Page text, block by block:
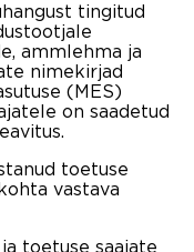
tingitud
ammlehma ja
nimekirjad
(MES)
on saadetud
toetuse
vastava
toetuse saajate